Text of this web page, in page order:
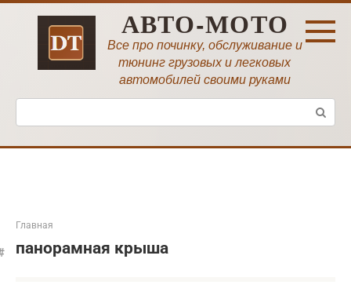
Перейти
АВТО-МОТО
Все про починку, обслуживание и
тюнинг грузовых и легковых
автомобилей своими руками
Поиск:
Главная
панорамная крыша